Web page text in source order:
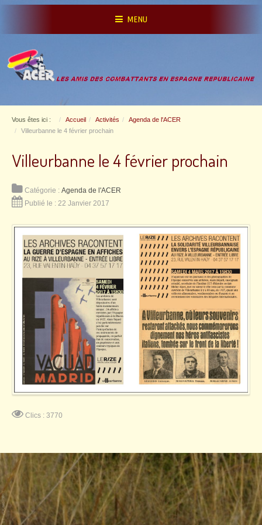
MENU
Vous êtes ici : Accueil Activités
Agenda de l'ACER
Villeurbanne le 4 février prochain
Villeurbanne le 4 février prochain
Catégorie : Agenda de l'ACER
Publié le : 22 Janvier 2017
Clics : 3770